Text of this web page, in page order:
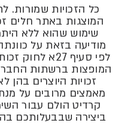
כל הזכויות שמורות.
המוצגות באתר חלים
שימוש שהוא ללא
מודיעה בזאת על
לפי סעיף 27א
המופצות ברשתות
זכויות היוצרים בהן
מאמצים מרובים על
קרדיט הולם עבור